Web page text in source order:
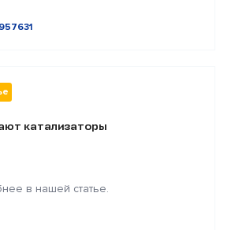
957631
катализаторы
в нашей статье.